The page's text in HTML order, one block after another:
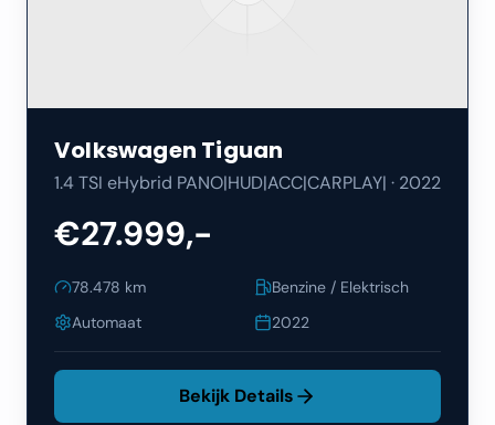
Volkswagen Tiguan
1.4 TSI eHybrid PANO|HUD|ACC|CARPLAY| · 2022
€27.999,-
78.478 km
Benzine / Elektrisch
Automaat
2022
Bekijk Details